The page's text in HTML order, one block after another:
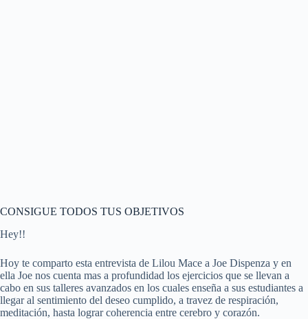
CONSIGUE TODOS TUS OBJETIVOS
Hey!!
Hoy te comparto esta entrevista de Lilou Mace a Joe Dispenza y en
ella Joe nos cuenta mas a profundidad los ejercicios que se llevan a
cabo en sus talleres avanzados en los cuales enseña a sus estudiantes a
llegar al sentimiento del deseo cumplido, a travez de respiración,
meditación, hasta lograr coherencia entre cerebro y corazón.